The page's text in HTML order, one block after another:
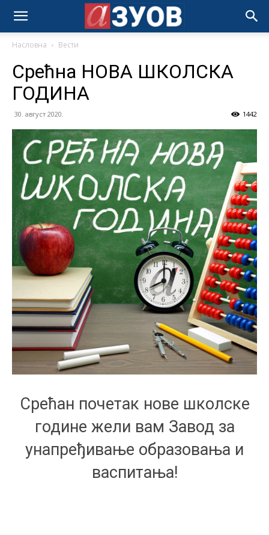
Насловна Вести
Срећна НОВА ШКОЛСКА
ГОДИНА
30. август 2020. 1442
Срећан почетак нове школске
године жели вам Завод за
унапређивање образовања и
васпитања!